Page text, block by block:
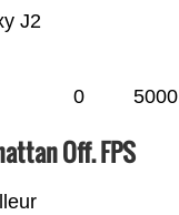
J2
0 5000
Off. FPS